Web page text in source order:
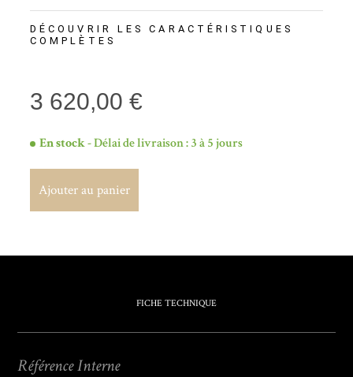
DÉCOUVRIR LES CARACTÉRISTIQUES
COMPLÈTES
3 620,00 €
En stock- Délai de livraison : 3 à 5 jours
Ajouter au panier
Ajouter au panier
FICHE TECHNIQUE
Référence Interne